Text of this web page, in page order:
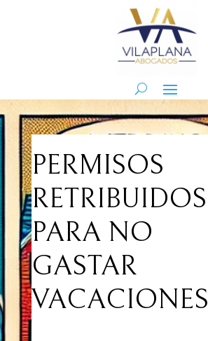
PERMISOS
RETRIBUIDOS
PARA NO
GASTAR
VACACIONES